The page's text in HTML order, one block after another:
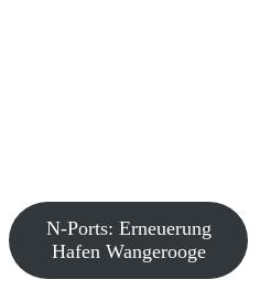
N-Ports: Erneuerung
Hafen Wangerooge